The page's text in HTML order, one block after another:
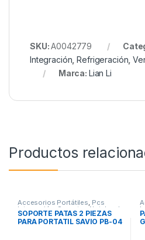
SKU:A0042779
Integración ,Refrigeración ,
Marca: Lian Li
Productos
Accesorios Portátiles, Pcs
Integración ,Soportes Notebook
SOPORTE PATAS 2 PIEZAS
PARA PORTATIL SAVIO PB-04